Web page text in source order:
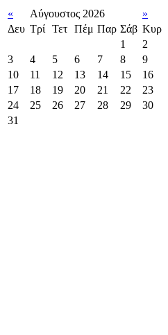
« Αύγουστος 2026
»
Δευ Τρί Τετ Πέμ Παρ Σάβ Κυρ
1
2
3
4 5 6 7 8
9
10
11 12 13 14 15
16
17
18 19 20 21 22
23
24
25 26 27 28 29
30
31